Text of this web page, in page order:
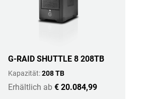
G-RAID SHUTTLE 8 208TB
Kapazität:208 TB
Erhältlich ab € 20.084,99